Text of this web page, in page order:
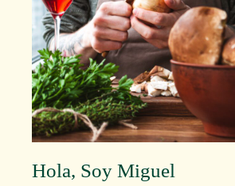
Hola, Soy Miguel